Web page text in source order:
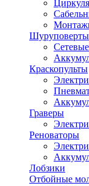
Шуруповерты
Сетевые
Краскопульты
Граверы
Реноваторы
Лобзики
Отбойные